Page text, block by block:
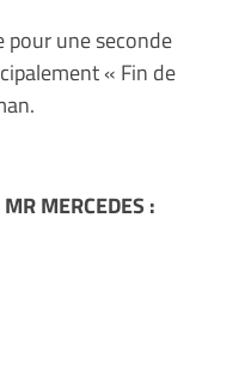
pour une seconde
« Fin de
MERCEDES :